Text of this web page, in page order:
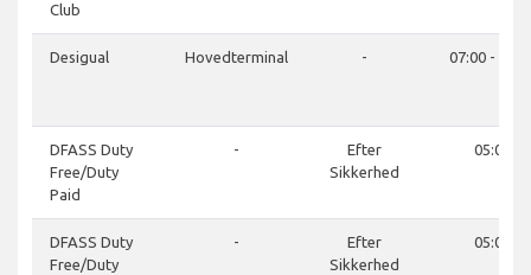
Club
Desigual Hovedterminal - 07:00 -
DFASS Duty
Free/Duty
Paid
-
Efter
Sikkerhed
05:00
DFASS Duty
Free/Duty
-
Efter
Sikkerhed
05:00